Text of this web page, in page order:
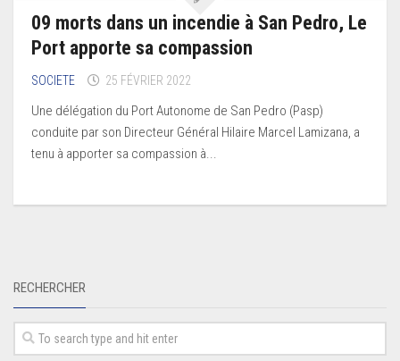
09 morts dans un incendie à San Pedro, Le
Port apporte sa compassion
SOCIETE 25 FÉVRIER 2022
Une délégation du Port Autonome de San Pedro (Pasp)
conduite par son Directeur Général Hilaire Marcel Lamizana, a
tenu à apporter sa compassion à...
RECHERCHER